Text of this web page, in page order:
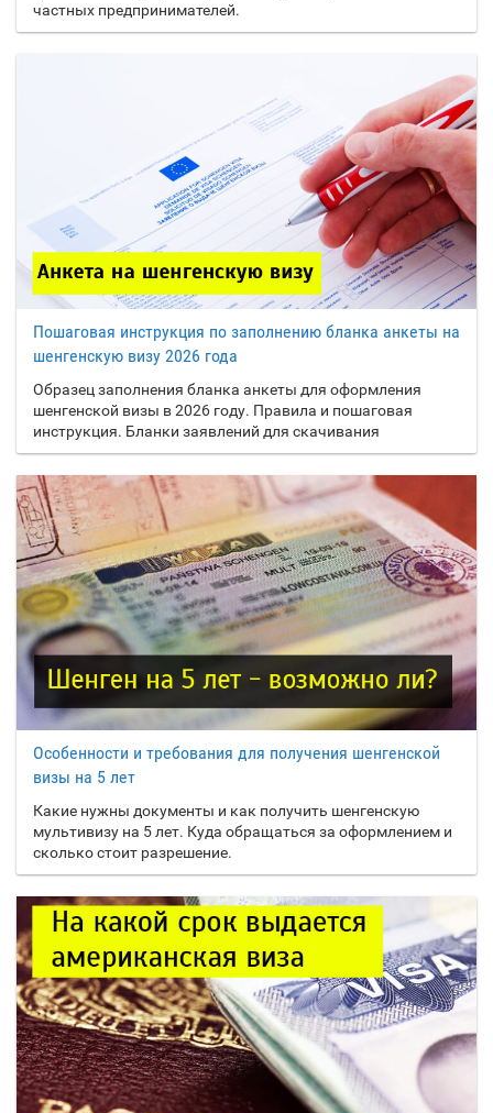
Таджикистан
Таиланд
Танзания
Теркс и Кайкос
Того
Токелау
Тонга
Тувалу
Тунис
У
Уганда
Узбекистан
Украина
Уругвай
Ф
Фарерские острова
Федеративные
Штаты Микронезии
Филиппины
Фолклендские
острова
Франция
Французская
Гвиана
Х Хорватия
частных предпринимателей.
Пошаговая инструкция по заполнению бланка анкеты на
шенгенскую визу 2026 года
Образец заполнения бланка анкеты для оформления
шенгенской визы в 2026 году. Правила и пошаговая
инструкция. Бланки заявлений для скачивания
Особенности и требования для получения шенгенской
визы на 5 лет
Какие нужны документы и как получить шенгенскую
мультивизу на 5 лет. Куда обращаться за оформлением и
сколько стоит разрешение.